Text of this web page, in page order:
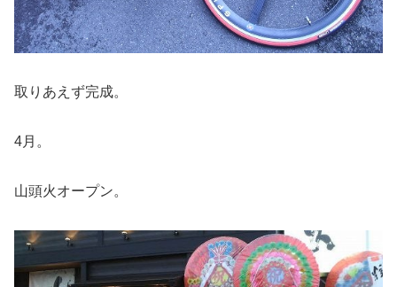
取りあえず完成。
4月。
山頭火オープン。